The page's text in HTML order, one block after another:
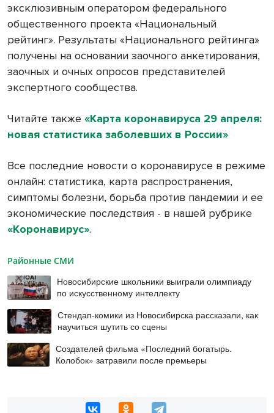
эксклюзивным оператором федерального
общественного проекта «Национальный
рейтинг». Результаты «Национального рейтинга»
получены на основании заочного анкетирования,
заочных и очных опросов представителей
экспертного сообщества.
Читайте также «Карта коронавируса 29 апреля:
новая статистика заболевших в России»
Все последние новости о коронавирусе в режиме
онлайн: статистика, карта распространения,
симптомы болезни, борьба против пандемии и ее
экономические последствия - в нашей рубрике
«Коронавирус».
Районные СМИ
Новосибирские школьники выиграли олимпиаду
по искусственному интеллекту
Стендап-комики из Новосибирска рассказали, как
научиться шутить со сцены
Создателей фильма «Последний богатырь.
Колобок» затравили после премьеры